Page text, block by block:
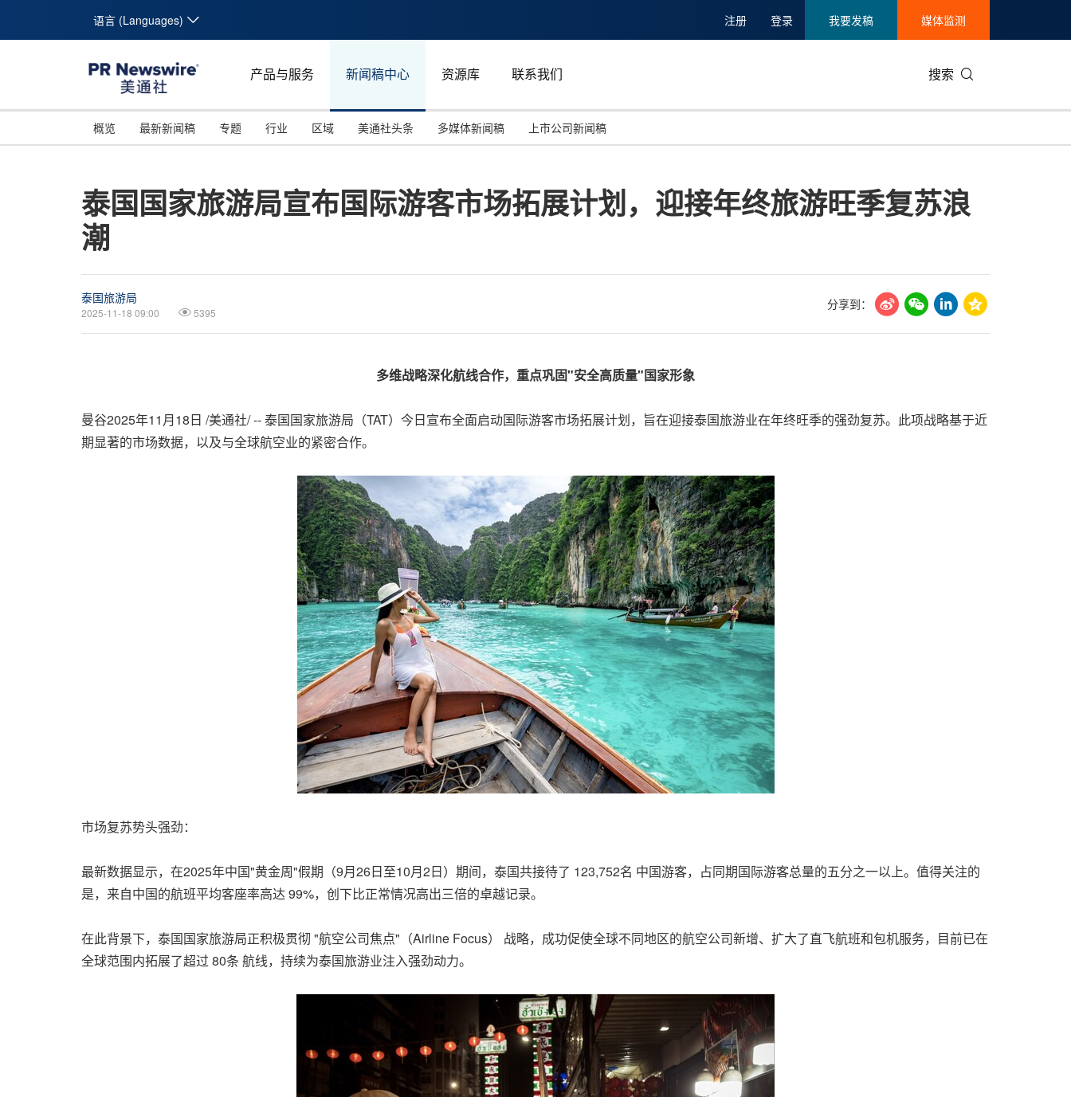
语言 (Languages) 注册 登录 我要发稿 媒体监测
产品与服务 新闻稿中心 资源库 联系我们 搜索
概览 最新新闻稿 专题
投资并购
碳中和
行业
能源化工与环保
娱乐时尚与艺术
区域
马来西亚
新加坡
美通社头条 多媒体新闻稿 上市公司新闻稿
泰国国家旅游局宣布国际游客市场拓展计划，迎接年终旅游旺季复苏浪
潮
泰国旅游局
2025-11-18 09:00 5395
分享到：
多维战略深化航线合作，重点巩固"安全高质量"国家形象
曼谷2025年11月18日 /美通社/ -- 泰国国家旅游局（TAT）今日宣布全面启动国际游客市场拓展计划，旨在迎接泰国旅游业在年终旺季的强劲复苏。此项战略基于近
期显著的市场数据，以及与全球航空业的紧密合作。
市场复苏势头强劲：
最新数据显示，在2025年中国"黄金周"假期（9月26日至10月2日）期间，泰国共接待了 123,752名 中国游客，占同期国际游客总量的五分之一以上。值得关注的
是，来自中国的航班平均客座率高达 99%，创下比正常情况高出三倍的卓越记录。
在此背景下，泰国国家旅游局正积极贯彻 "航空公司焦点"（Airline Focus） 战略，成功促使全球不同地区的航空公司新增、扩大了直飞航班和包机服务，目前已在
全球范围内拓展了超过 80条 航线，持续为泰国旅游业注入强劲动力。